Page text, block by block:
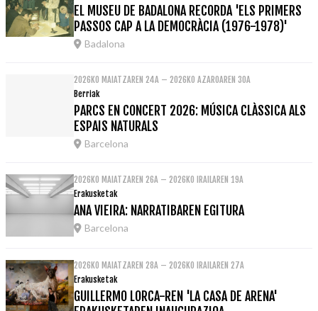
EL MUSEU DE BADALONA RECORDA 'ELS PRIMERS
PASSOS CAP A LA DEMOCRÀCIA (1976-1978)'
Badalona
2026KO MAIATZAREN 24A – 2026KO AZAROAREN 30A
Berriak
PARCS EN CONCERT 2026: MÚSICA CLÀSSICA ALS
ESPAIS NATURALS
Barcelona
2026KO MAIATZAREN 26A – 2026KO IRAILAREN 19A
Erakusketak
ANA VIEIRA: NARRATIBAREN EGITURA
Barcelona
2026KO MAIATZAREN 28A – 2026KO IRAILAREN 27A
Erakusketak
GUILLERMO LORCA-REN 'LA CASA DE ARENA'